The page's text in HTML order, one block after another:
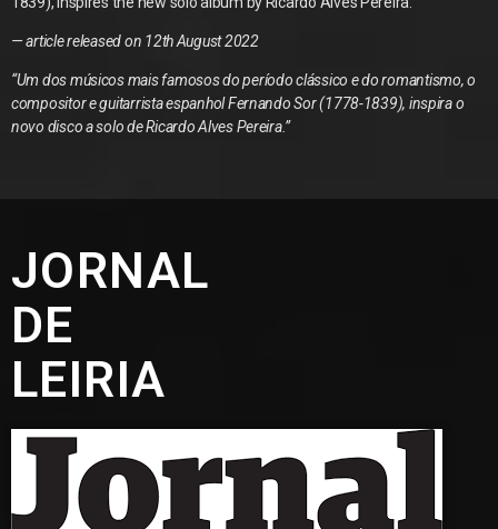
— article released on 12th August 2022
“Um dos músicos mais famosos do período clássico e do romantismo, o
compositor e guitarrista espanhol Fernando Sor (1778-1839), inspira o
novo disco a solo de Ricardo Alves Pereira.”
JORNAL
DE
LEIRIA